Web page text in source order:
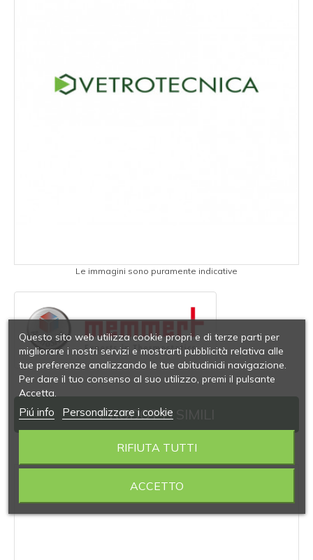
Le immagini sono puramente indicative
PRODOTTI SIMILI
‹ ›
Questo sito web utilizza cookie propri e di terze parti per
migliorare i nostri servizi e mostrarti pubblicità relativa alle
tue preferenze analizzando le tue abitudinidi navigazione.
Per dare il tuo consenso al suo utilizzo, premi il pulsante
Accetta.
Piú info Personalizzare i cookie
RIFIUTA TUTTI
ACCETTO